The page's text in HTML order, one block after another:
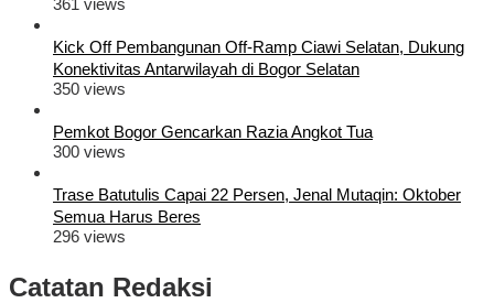
Kick Off Pembangunan Off-Ramp Ciawi Selatan, Dukung
Konektivitas Antarwilayah di Bogor Selatan
350 views
Pemkot Bogor Gencarkan Razia Angkot Tua
300 views
Trase Batutulis Capai 22 Persen, Jenal Mutaqin: Oktober
Semua Harus Beres
296 views
Catatan Redaksi